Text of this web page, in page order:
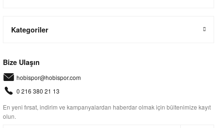
Kategoriler
Bize Ulaşın
hobispor@hobispor.com
0 216 380 21 13
En yeni fırsat, indirim ve kampanyalardan haberdar olmak için bültenimize kayıt
olun.